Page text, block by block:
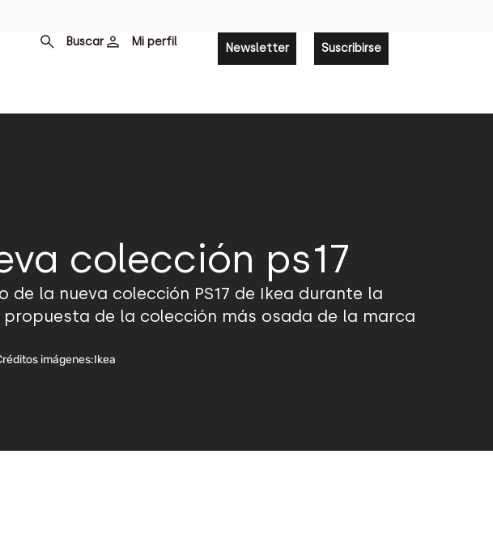
Buscar Mi perfil Newsletter Suscribirse
colección ps17
la nueva colección PS17 de Ikea durante la
de la colección más osada de la marca
imágenes:Ikea